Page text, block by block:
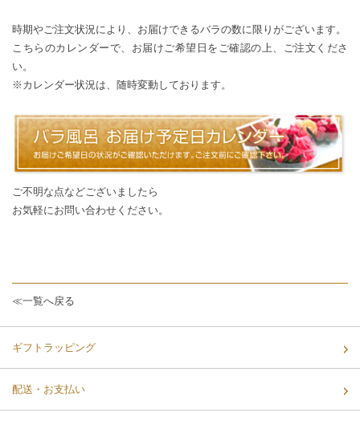
時期やご注文状況により、お届けできるバラの数に限りがございます。
こちらのカレンダーで、お届けご希望日をご確認の上、ご注文くださ
い。
※カレンダー状況は、随時変動しております。
ご不明な点などございましたら
お気軽にお問い合わせ ください。
≪一覧へ戻る
ギフトラッピング
配送・お支払い